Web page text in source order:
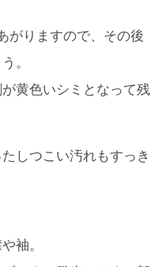
がりますので、その後
。
黄色いシミとなって残
しつこい汚れもすっき
袖。